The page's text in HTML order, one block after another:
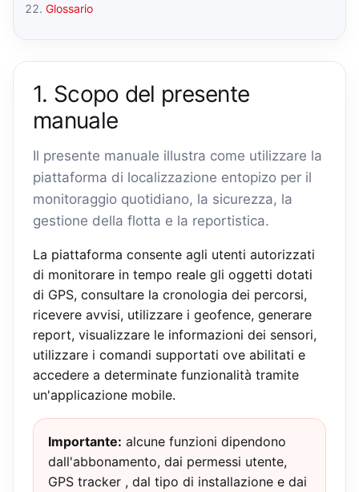
Glossario
1. Scopo del presente
manuale
Il presente manuale illustra come utilizzare la
piattaforma di localizzazione entopizo per il
monitoraggio quotidiano, la sicurezza, la
gestione della flotta e la reportistica.
La piattaforma consente agli utenti autorizzati
di monitorare in tempo reale gli oggetti dotati
di GPS, consultare la cronologia dei percorsi,
ricevere avvisi, utilizzare i geofence, generare
report, visualizzare le informazioni dei sensori,
utilizzare i comandi supportati ove abilitati e
accedere a determinate funzionalità tramite
un'applicazione mobile.
Importante: alcune funzioni dipendono
dall'abbonamento, dai permessi utente,
GPS tracker , dal tipo di installazione e dai